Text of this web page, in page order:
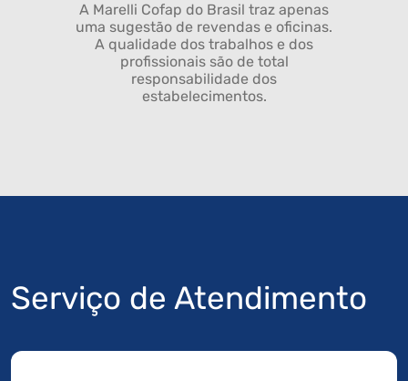
A Marelli Cofap do Brasil traz apenas
uma sugestão de revendas e oficinas.
A qualidade dos trabalhos e dos
profissionais são de total
responsabilidade dos
estabelecimentos.
Serviço de Atendimento